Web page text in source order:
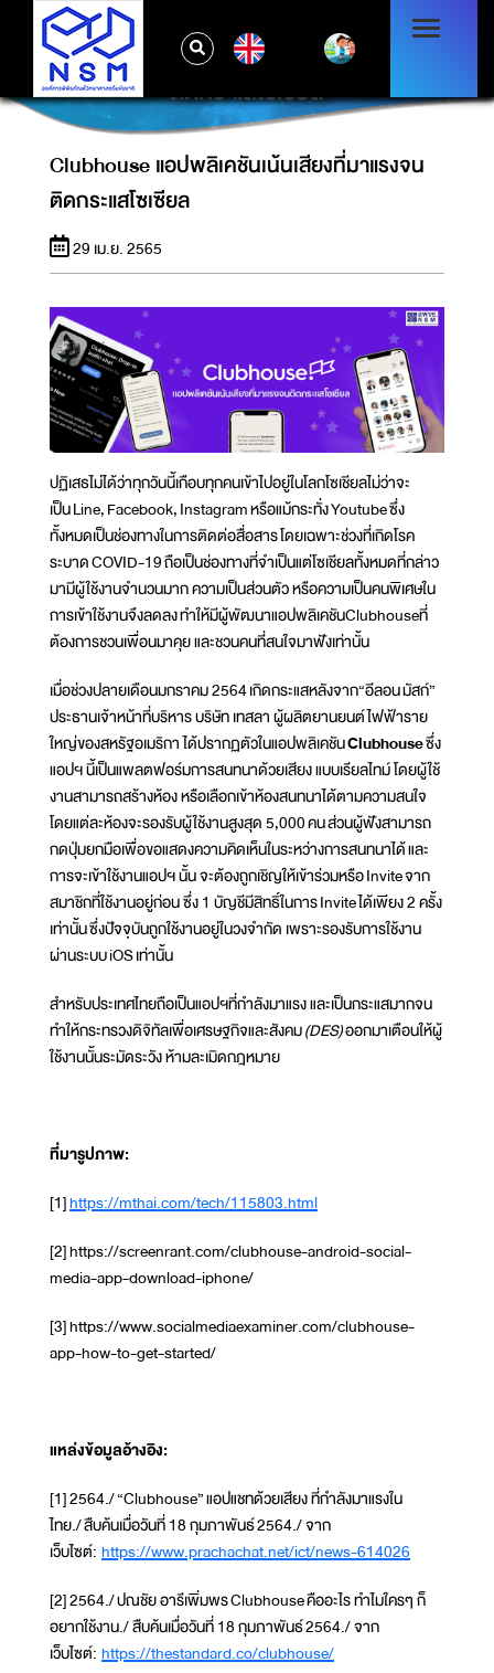
CLUBHOUSE แอปพลิเคชันเน้นเสียงที่มาแรงจน
ติดกระแสโซเซียล
Clubhouse แอปพลิเคชันเน้นเสียงที่มาแรงจน
ติดกระแสโซเซียล
29 เม.ย. 2565
ปฏิเสธไม่ได้ว่าทุกวันนี้เกือบทุกคนเข้าไปอยู่ในโลกโซเชียลไม่ว่าจะ
เป็น Line, Facebook, Instagram หรือแม้กระทั่ง Youtube ซึ่ง
ทั้งหมดเป็นช่องทางในการติดต่อสื่อสาร โดยเฉพาะช่วงที่เกิดโรค
ระบาด COVID-19 ถือเป็นช่องทางที่จำเป็นแต่โซเชียลทั้งหมดที่กล่าว
มามีผู้ใช้งานจำนวนมาก ความเป็นส่วนตัว หรือความเป็นคนพิเศษใน
การเข้าใช้งานจึงลดลง ทำให้มีผู้พัฒนาแอปพลิเคชันClubhouseที่
ต้องการชวนเพื่อนมาคุย และชวนคนที่สนใจมาฟังเท่านั้น
เมื่อช่วงปลายเดือนมกราคม 2564 เกิดกระแสหลังจาก“อีลอน มัสก์”
ประธานเจ้าหน้าที่บริหาร บริษัท เทสลา ผู้ผลิตยานยนต์ไฟฟ้าราย
ใหญ่ของสหรัฐอเมริกา ได้ปรากฏตัวในแอปพลิเคชันClubhouseซึ่ง
แอปฯ นี้เป็นแพลตฟอร์มการสนทนาด้วยเสียง แบบเรียลไทม์ โดยผู้ใช้
งานสามารถสร้างห้อง หรือเลือกเข้าห้องสนทนาได้ตามความสนใจ
โดยแต่ละห้องจะรองรับผู้ใช้งานสูงสุด 5,000 คน ส่วนผู้ฟังสามารถ
กดปุ่มยกมือเพื่อขอแสดงความคิดเห็นในระหว่างการสนทนาได้ และ
การจะเข้าใช้งานแอปฯ นั้น จะต้องถูกเชิญให้เข้าร่วมหรือ Invite จาก
สมาชิกที่ใช้งานอยู่ก่อน ซึ่ง 1 บัญชีมีสิทธิ์ในการ Invite ได้เพียง 2 ครั้ง
เท่านั้น ซึ่งปัจจุบันถูกใช้งานอยู่ในวงจำกัด เพราะรองรับการใช้งาน
ผ่านระบบ iOS เท่านั้น
สำหรับประเทศไทยถือเป็นแอปฯที่กำลังมาแรง และเป็นกระแสมากจน
ทำให้กระทรวงดิจิทัลเพื่อเศรษฐกิจและสังคม(DES)ออกมาเตือนให้ผู้
ใช้งานนั้นระมัดระวัง ห้ามละเมิดกฎหมาย
ที่มารูปภาพ:
[1]https://mthai.com/tech/115803.html
[2] https://screenrant.com/clubhouse-android-social-
media-app-download-iphone/
[3] https://www.socialmediaexaminer.com/clubhouse-
app-how-to-get-started/
แหล่งข้อมูลอ้างอิง:
[1] 2564./ “Clubhouse” แอปแชทด้วยเสียง ที่กำลังมาแรงใน
ไทย./ สืบค้นเมื่อวันที่ 18 กุมภาพันธ์ 2564./ จาก
เว็บไซต์: https://www.prachachat.net/ict/news-614026
[2] 2564./ ปณชัย อารีเพิ่มพร Clubhouse คืออะไร ทำไมใครๆ ก็
อยากใช้งาน./ สืบค้นเมื่อวันที่ 18 กุมภาพันธ์ 2564./ จาก
เว็บไซต์: https://thestandard.co/clubhouse/